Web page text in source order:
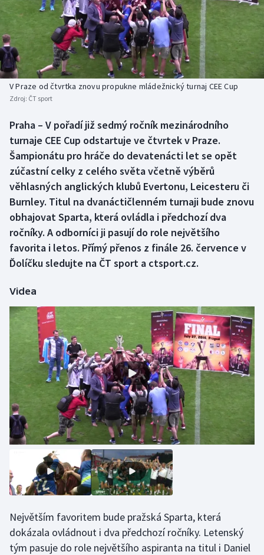
Baseball a softbal
Basketbal
Biatlon
Boby a skeleton
Box
Curling
Dostihy
Florbal
Futsal
Golf
Gymnastika
Házená
Jezdectví
Judo
Krasobruslení
Lezení
Lyže a snowboard
Moderní pětiboj
Motorsport
Olympijské hry
Soutěže
Historické návraty
Aplikace ČT sport
AZ kvíz
V Praze od čtvrtka znovu propukne mládežnický turnaj CEE Cup
Zdroj: ČT sport
Praha – V pořadí již sedmý ročník mezinárodního
turnaje CEE Cup odstartuje ve čtvrtek v Praze.
Šampionátu pro hráče do devatenácti let se opět
zúčastní celky z celého světa včetně výběrů
věhlasných anglických klubů Evertonu, Leicesteru či
Burnley. Titul na dvanáctičlenném turnaji bude znovu
obhajovat Sparta, která ovládla i předchozí dva
ročníky. A odborníci ji pasují do role největšího
favorita i letos. Přímý přenos z finále 26. července v
Ďolíčku sledujte na ČT sport a ctsport.cz.
Videa
Největším favoritem bude pražská Sparta, která
dokázala ovládnout i dva předchozí ročníky. Letenský
tým pasuje do role největšího aspiranta na titul i Daniel